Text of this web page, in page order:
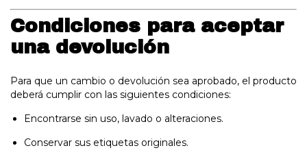
Condiciones para aceptar
una devolución
Para que un cambio o devolución sea aprobado, el producto
deberá cumplir con las siguientes condiciones:
Encontrarse sin uso, lavado o alteraciones.
Conservar sus etiquetas originales.